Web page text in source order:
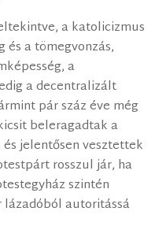
a katolicizmus
és a tömegvonzás,
a
a decentralizált
pár száz éve még
beleragadtak a
jelentősen vesztettek
rosszul jár, ha
szintén
autoritássá